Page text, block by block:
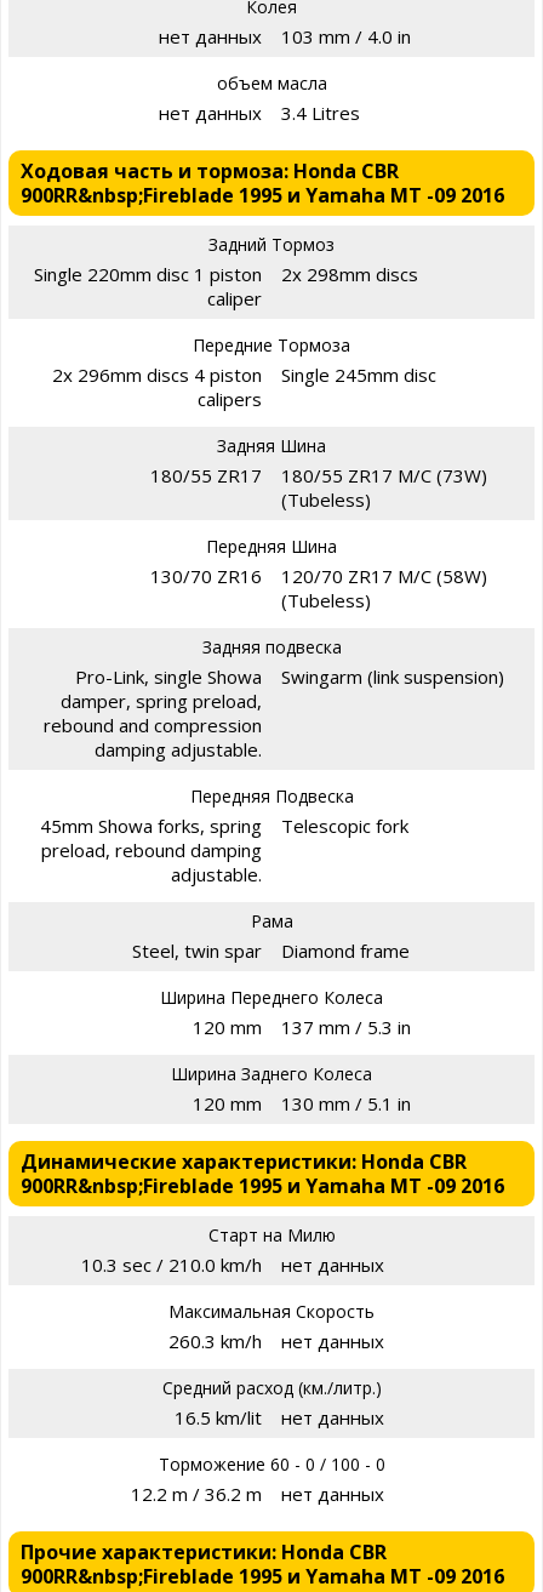
Колея
нет данных 103 mm / 4.0 in
объем масла
нет данных 3.4 Litres
Ходовая часть и тормоза: Honda CBR
900RR&nbsp;Fireblade 1995 и Yamaha MT -09 2016
Задний Тормоз
Single 220mm disc 1 piston
caliper
2x 298mm discs
Передние Тормоза
2x 296mm discs 4 piston
calipers
Single 245mm disc
Задняя Шина
180/55 ZR17
180/55 ZR17 M/C (73W)
(Tubeless)
Передняя Шина
130/70 ZR16
120/70 ZR17 M/C (58W)
(Tubeless)
Задняя подвеска
Pro-Link, single Showa
damper, spring preload,
rebound and compression
damping adjustable.
Swingarm (link suspension)
Передняя Подвеска
45mm Showa forks, spring
preload, rebound damping
adjustable.
Telescopic fork
Рама
Steel, twin spar Diamond frame
Ширина Переднего Колеса
120 mm 137 mm / 5.3 in
Ширина Заднего Колеса
120 mm 130 mm / 5.1 in
Динамические характеристики: Honda CBR
900RR&nbsp;Fireblade 1995 и Yamaha MT -09 2016
Старт на Милю
10.3 sec / 210.0 km/h нет данных
Максимальная Скорость
260.3 km/h нет данных
Средний расход (км./литр.)
16.5 km/lit нет данных
Торможение 60 - 0 / 100 - 0
12.2 m / 36.2 m нет данных
Прочие характеристики: Honda CBR
900RR&nbsp;Fireblade 1995 и Yamaha MT -09 2016